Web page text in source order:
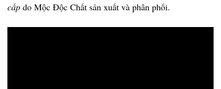
cấp do Mộc Độc Chất sản xuất và phân phối.